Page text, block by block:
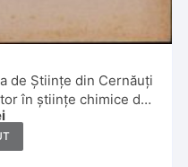
de Științe din Cernăuți
în științe chimice de
1933